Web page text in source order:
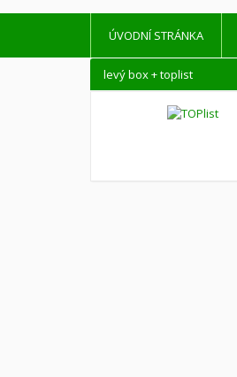
ÚVODNÍ STRÁNKA
levý box + toplist